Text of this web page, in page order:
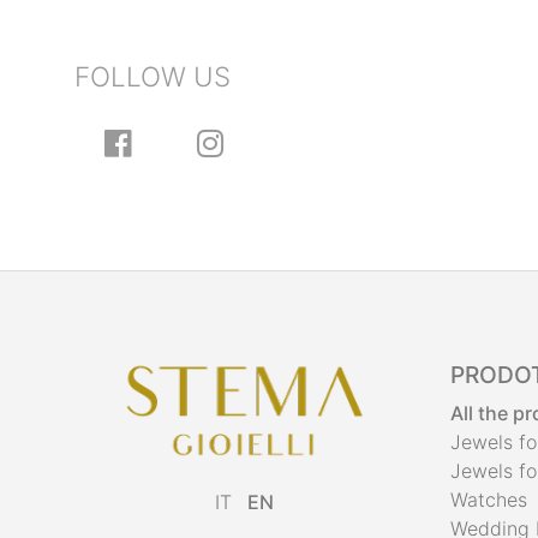
FOLLOW US
IT EN
All the
Jewels
Jewels
Watches
Wedding